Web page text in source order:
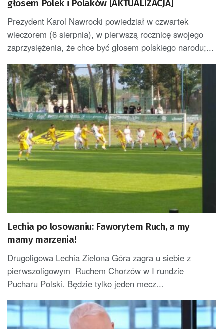
głosem Polek i Polaków [AKTUALIZACJA]
Prezydent Karol Nawrocki powiedział w czwartek
wieczorem (6 sierpnia), w pierwszą rocznicę swojego
zaprzysiężenia, że chce być głosem polskiego narodu;...
Lechia po losowaniu: Faworytem Ruch, a my
mamy marzenia!
Drugoligowa Lechia Zielona Góra zagra u siebie z
pierwszoligowym Ruchem Chorzów w I rundzie
Pucharu Polski. Będzie tylko jeden mecz...